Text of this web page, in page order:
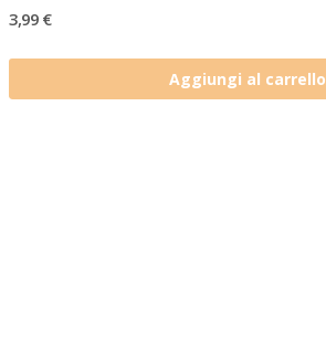
3,99 €
Aggiungi al carrello